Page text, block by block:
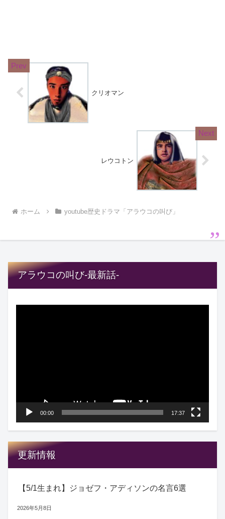
クリオマン
レウコトン
ホーム youtube歴史ドラマ「アラウコの叫び」
アラウコの叫び-最新話-
00:00 17:37
更新情報
【5/1生まれ】ジョゼフ・アディソンの名言6選
2026年5月8日